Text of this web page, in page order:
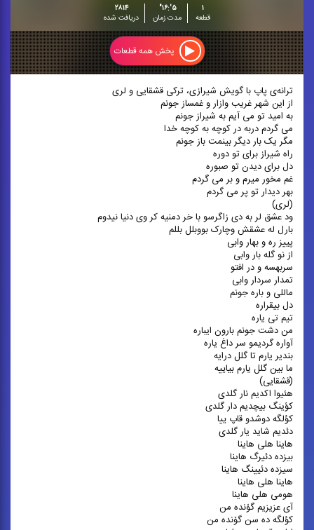
۱
قطعه
۵':۱۶"
مدت زمان
۲۸۱۴
دریافت شده
پخش همه قطعات
ترانه‌ی پاپ با گویش شیرازی، ترکی قشقایی و لری
از این شهر غریب وازار و غمساز جونم
به امید تو می آیم به شیراز جونم
می گردم دربه در کوچه به کوچه خدا
مگر یک بار دیگر بینمت باز جونم
راه شیراز برای تو دوره
دل برای دیدن تو صبوره
غم مخور میرم و بر می گردم
بهر دیدار تو پر می گردم
(لری)
ود عشق لر به دی زاگرسو با خر دمنیه کر وی دنیا نیدوم
بارل له عشقش وچارک بووبلل بللم
پییز ره و بهار وابی
از نو گله بار وابی
سربهسه و در افتو
تمدار سردار وابی
ماللی و باره جونم
دل بیقراره
تیم تی یاره
من دشت جونم بارون ایباره
آواره گردیمو سر داغ یاره
بندیر یارم تا گلل درایه
ما بین گلل یارم بیاییه
(قشقایی)
هئیوا اکدیم نار گلدی
کؤینگ بیچدیم دار گلدی
کؤلگه دوشدو قاپ ییا
دئدیم شاید یار گلدی
هاینا هلی هاینا
بیزده دئیرگ هاینا
سیزده دئیینگ هاینا
هاینا هلی هاینا
هومی هلی هاینا
آی عزیزیم گۆنده من
کؤلگه ده سن گۆنده من